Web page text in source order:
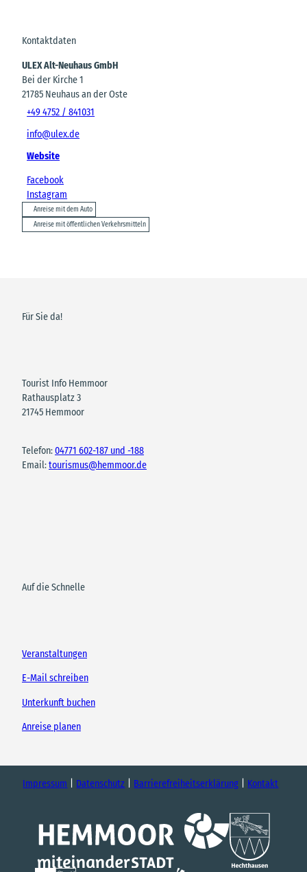
Kontaktdaten
ULEX Alt-Neuhaus GmbH
Bei der Kirche 1
21785 Neuhaus an der Oste
+49 4752 / 841031
info@ulex.de
Website
Facebook
Instagram
Anreise mit dem Auto
Anreise mit öffentlichen Verkehrsmitteln
Für Sie da!
Tourist Info Hemmoor
Rathausplatz 3
21745 Hemmoor
Telefon:04771 602-187 und -188
Email:tourismus@hemmoor.de
Auf die Schnelle
Veranstaltungen
E-Mail schreiben
Unterkunft buchen
Anreise planen
Impressum Datenschutz Barrierefreiheitserklärung Kontakt